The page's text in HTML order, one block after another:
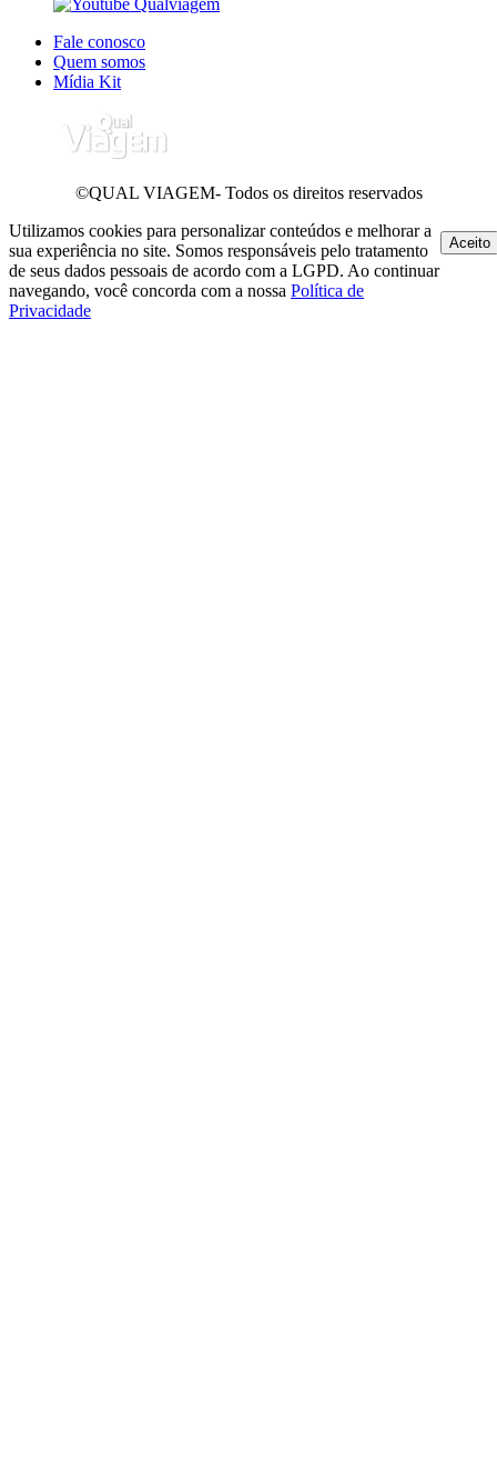
Fale conosco
Quem somos
Mídia Kit
©QUAL VIAGEM- Todos os direitos reservados
Utilizamos cookies para personalizar conteúdos e melhorar a
sua experiência no site. Somos responsáveis pelo tratamento
de seus dados pessoais de acordo com a LGPD. Ao continuar
navegando, você concorda com a nossa Política de
Privacidade
Aceito